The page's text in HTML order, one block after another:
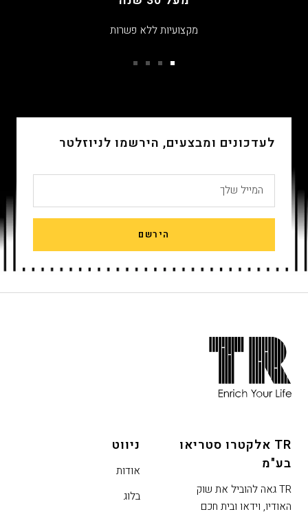
מקצועיות ללא פשרות
לעדכונים ומבצעים, הירשמו לניוזלטר
המייל שלך
הירשם
האתר,
באפשרותך
ללחוץ
לדלג
לאזור
הבא
TR אלקטרו סטריאו
בע"מ
TR גאה להוביל את שוק
האודיו, וידאו ובית חכם
ניווט
אודות
בלוג